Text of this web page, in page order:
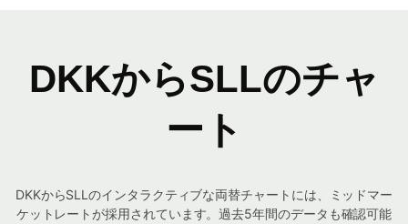
DKKからSLLのチャ
ート
DKKからSLLのインタラクティブな両替チャートには、ミッドマー
ケットレートが採用されています。過去5年間のデータも確認可能